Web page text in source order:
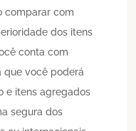
comparar com
dos itens
conta com
que você poderá
e itens agregados
segura dos